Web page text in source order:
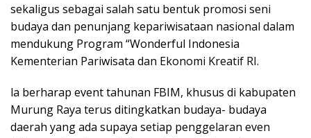
sekaligus sebagai salah satu bentuk promosi seni
budaya dan penunjang kepariwisataan nasional dalam
mendukung Program “Wonderful Indonesia
Kementerian Pariwisata dan Ekonomi Kreatif RI.
la berharap event tahunan FBIM, khusus di kabupaten
Murung Raya terus ditingkatkan budaya- budaya
daerah yang ada supaya setiap penggelaran even